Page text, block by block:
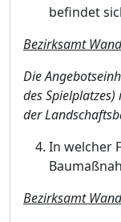
befindet
Bezirksamt
Die
des
der
In welcher
Baumaß
Bezirksamt